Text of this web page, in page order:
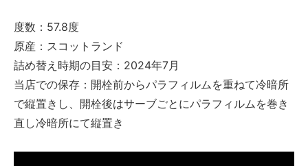
度数：57.8度
原産：スコットランド
詰め替え時期の目安：2024年7月
当店での保存：開栓前からパラフィルムを重ねて冷暗所
で縦置きし、開栓後はサーブごとにパラフィルムを巻き
直し冷暗所にて縦置き